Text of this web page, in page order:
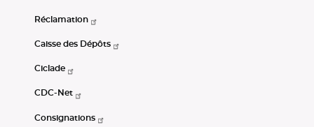
Réclamation
Caisse des Dépôts
Ciclade
CDC-Net
Consignations